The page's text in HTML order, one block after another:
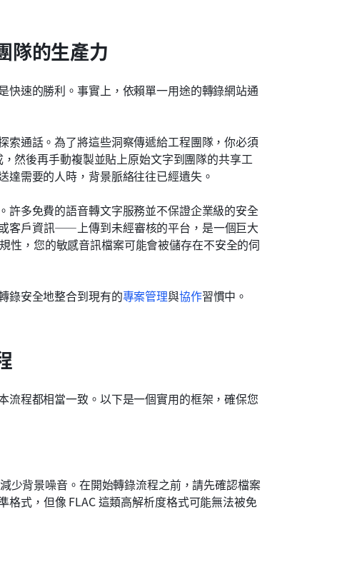
隊的生產力
速的勝利。事實上，依賴單一用途的轉錄網站通
索通話。為了將這些洞察傳遞給工程團隊，你必須
然後再手動複製並貼上原始文字到團隊的共享工
需要的人時，背景脈絡往往已經遺失。
許多免費的語音轉文字服務並不保證企業級的安全
客戶資訊——上傳到未經審核的平台，是一個巨大
性，您的敏感音訊檔案可能會被儲存在不安全的伺
錄安全地整合到現有的專案管理與協作習慣中。
流程都相當一致。以下是一個實用的框架，確保您
少背景噪音。在開始轉錄流程之前，請先確認檔案
格式，但像 FLAC 這類高解析度格式可能無法被免